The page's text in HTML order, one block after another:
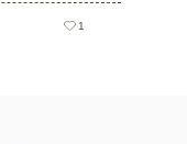
ておしゃれなイ
1